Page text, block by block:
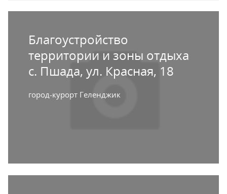
Благоустройство
территории и зоны отдыха
с. Пшада, ул. Красная, 18
город-курорт Геленджик